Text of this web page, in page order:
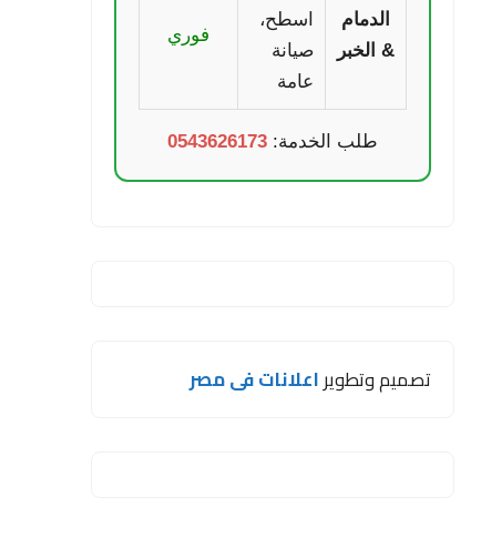
الدمام
& الخبر
اسطح،
صيانة
عامة
فوري
طلب الخدمة: 0543626173
تصميم وتطويراعلانات فى مصر